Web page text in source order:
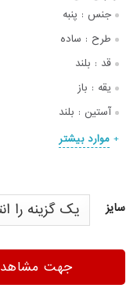
جنس : پنبه
طرح : ساده
قد : بلند
یقه : باز
آستین : بلند
موارد بیشتر
سایز
جهت